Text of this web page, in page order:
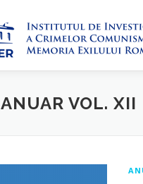
ANUAR VOL. XII